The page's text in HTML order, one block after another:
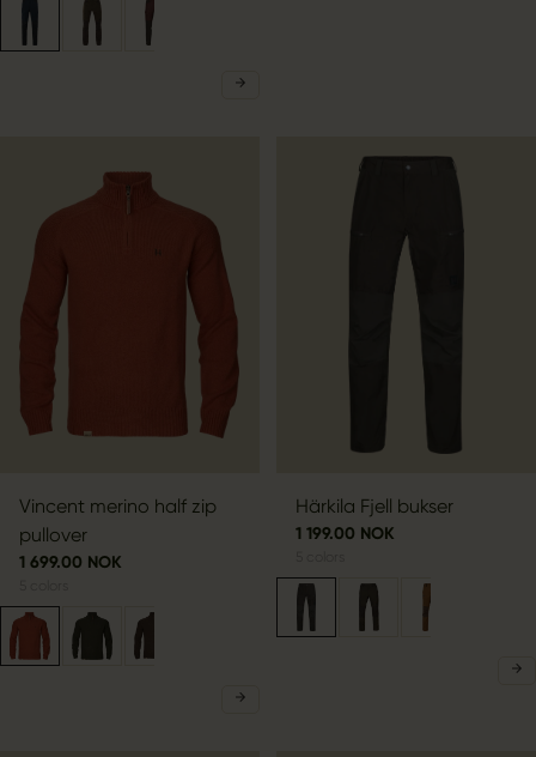
Vincent merino half zip
pullover
1 699.00 NOK
Härkila Fjell bukser
1 199.00 NOK